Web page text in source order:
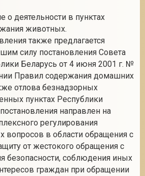
о деятельности в пунктах
животных.
также предлагается
силу постановления Совета
Беларусь от 4 июня 2001 г. №
Правил содержания домашних
отлова безнадзорных
пунктах Республики
направлен на
регулирования
вопросов в области обращения с
от жестокого обращения с
безопасности, соблюдения иных
граждан при обращении